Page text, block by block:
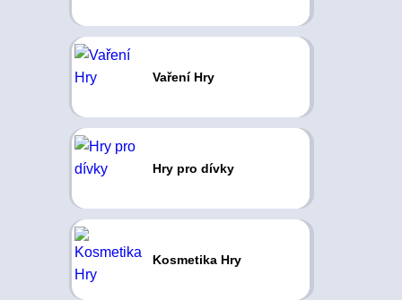
Vaření Hry
Hry pro dívky
Kosmetika Hry